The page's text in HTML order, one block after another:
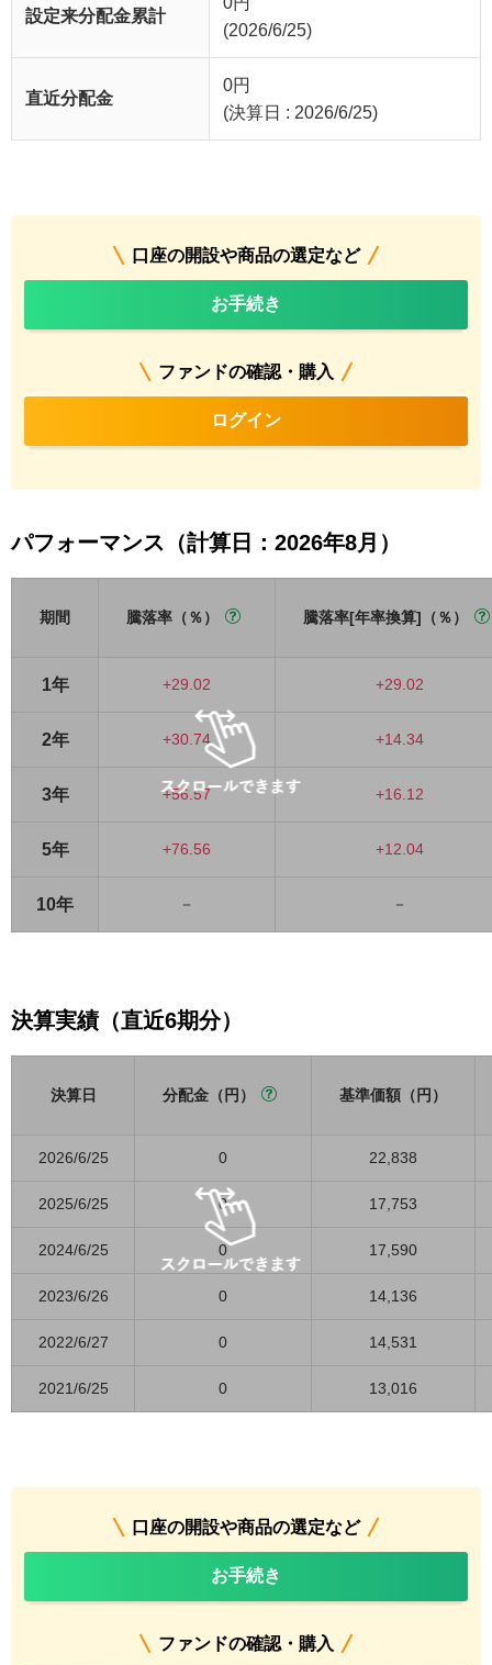
設定来分配金累計
(2026/6/25)
直近分配金
0円
(決算日 : 2026/6/25)
口座の開設や商品の選定など
お手続き
ファンドの確認・購入
ログイン
パフォーマンス（計算日：2026年8月）
期間 騰落率（％） 騰落率[年率換算]（％）
1年 +29.02 +29.02
2年 +30.74 +14.34
3年 +56.57 +16.12
5年 +76.56 +12.04
10年 － －
決算実績（直近6期分）
決算日 分配金（円） 基準価額（円）
2026/6/25 0 22,838
2025/6/25 0 17,753
2024/6/25 0 17,590
2023/6/26 0 14,136
2022/6/27 0 14,531
2021/6/25 0 13,016
口座の開設や商品の選定など
お手続き
ファンドの確認・購入